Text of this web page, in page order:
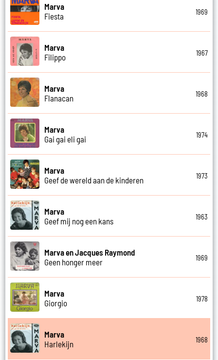
Marva
Fiesta
1969
Marva
Filippo
1967
Marva
Flanacan
1968
Marva
Gai gai eli gai
1974
Marva
Geef de wereld aan de kinderen
1973
Marva
Geef mij nog een kans
1963
Marva en Jacques Raymond
Geen honger meer
1969
Marva
Giorgio
1978
Marva
Harlekijn
1968